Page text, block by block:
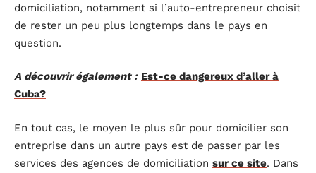
domiciliation, notamment si l’auto-entrepreneur choisit
de rester un peu plus longtemps dans le pays en
question.
A découvrir également : Est-ce dangereux d’aller à
Cuba?
En tout cas, le moyen le plus sûr pour domicilier son
entreprise dans un autre pays est de passer par les
services des agences de domiciliation sur ce site. Dans